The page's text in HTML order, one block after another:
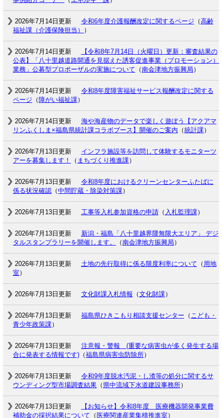
2026年7月14日更新 令和6年度介護報酬改定に関するページ （高齢
福祉課（介護保険担当）
）
2026年7月14日更新
【令和8年7月14日（火曜日）更新：審査結果の
公表】「八十里越道路開通を見据えた誘客促進事業（プロモーション）
業務」公募型プロポーザルの実施について （南会津地方振興局 ）
2026年7月14日更新
令和8年度障害福祉サービス報酬改定に関する
ページ （ 障がい福祉課）
2026年7月14日更新
海や海産物のデータで楽しく遊ぼう【アクアマ
リンふくしま×福島県統計課コラボブース】開催のご案内 （統計課）
2026年7月13日更新
インフラ施設等を訪問して体験するモニターツ
アーを募集します！
（ まちづくり推進課）
2026年7月13日更新
令和8年度におけるクリーンセンターふたばに
係る状況確認 （中間貯蔵・除染対策課）
2026年7月13日更新 工事等入札参加資格の申請（ 入札監理課）
2026年7月13日更新
新潟・福島「八十里越界隈無限大エリア」 デジ
タルスタンプラリーを開催します。
（南会津地方振興局 ）
2026年7月13日更新 土地の先行取得に係る限度利率について （ 用地
室 ）
2026年7月13日更新 文化財課入札情報 （文化財課）
2026年7月13日更新 福島県ひきこもり相談支援センター （ こども・
青少年政策課）
2026年7月13日更新
注意報・警報 (重要な病害虫が多く発生する場
合に発表する情報です) （福島県病害虫防除所）
2026年7月13日更新
令和9年度脱水汚泥・し渣等の処分に関するサ
ウンディング型市場調査結果 （ 県中流域下水道建設事務所）
2026年7月13日更新
【お知らせ】令和8年度 医療機器開発事業費
補助金の採択結果について （ 医療関連産業集積推進室 ）